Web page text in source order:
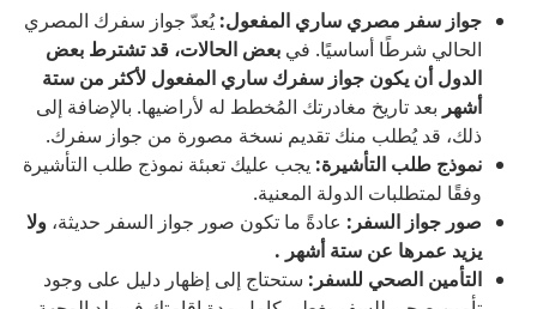
جواز سفر مصري ساري المفعول:يُعدّ جواز سفرك المصري
الحالي شرطًا أساسيًا. في بعض الحالات، قد تشترط بعض
الدول أن يكون جواز سفرك ساري المفعول لأكثر من ستة
أشهر بعد تاريخ مغادرتك المُخطط له لأراضيها. بالإضافة إلى
ذلك، قد يُطلب منك تقديم نسخة مصورة من جواز سفرك.
نموذج طلب التأشيرة: يجب عليك تعبئة نموذج طلب التأشيرة
وفقًا لمتطلبات الدولة المعنية.
صور جواز السفر: عادةً ما تكون صور جواز السفر حديثة، ولا
يزيد عمرها عن ستة أشهر .
التأمين الصحي للسفر: ستحتاج إلى إظهار دليل على وجود